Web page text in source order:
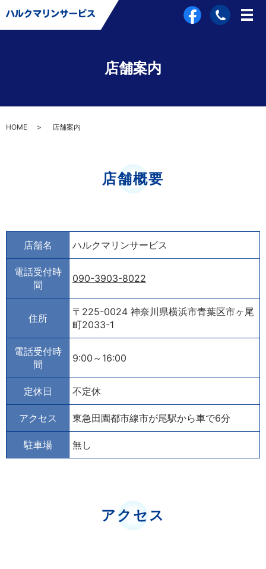
店舗案内
HOME 店舗案内
店舗概要
店舗名 ハルクマリンサービス
電話受付時
間
090-3903-8022
住所
〒225-0024 神奈川県横浜市青葉区市ヶ尾
町2033-1
電話受付時
間
9:00～16:00
定休日 不定休
アクセス 東急田園都市線市が尾駅から車で6分
駐車場 無し
アクセス